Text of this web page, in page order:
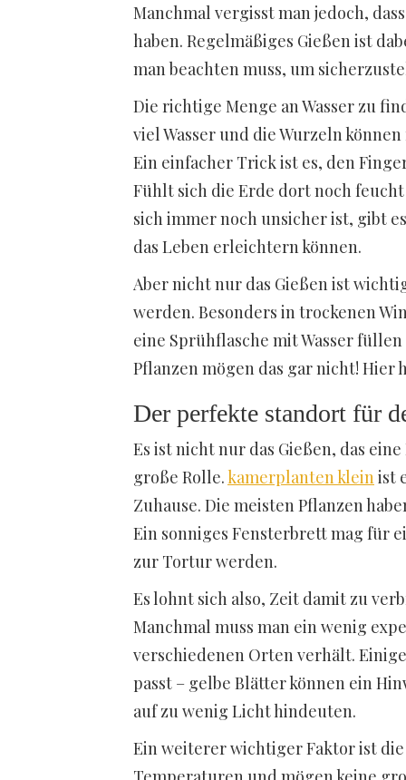
Manchmal vergisst man jedoch,
haben. Regelmäßiges Gießen ist
man beachten muss, um
Die richtige Menge an Wasser zu
viel Wasser und die Wurzeln
Ein einfacher Trick ist es, den
Fühlt sich die Erde dort noch
sich immer noch unsicher ist, gibt
das Leben erleichtern können.
Aber nicht nur das Gießen ist
werden. Besonders in trockenen
eine Sprühflasche mit Wasser
Pflanzen mögen das gar nicht!
Der perfekte standort für
Es ist nicht nur das Gießen, das
große Rolle.kamerplanten klein ist
Zuhause. Die meisten Pflanzen
Ein sonniges Fensterbrett mag für
zur Tortur werden.
Es lohnt sich also, Zeit damit zu
Manchmal muss man ein wenig
verschiedenen Orten verhält.
passt – gelbe Blätter können ein
auf zu wenig Licht hindeuten.
Ein weiterer wichtiger Faktor ist